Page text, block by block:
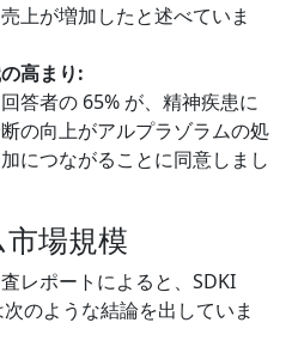
上が増加したと述べていま
高まり:
答者の 65% が、精神疾患に
の向上がアルプラゾラムの処
につながることに同意しまし
場規模
レポートによると、SDKI
のような結論を出していま